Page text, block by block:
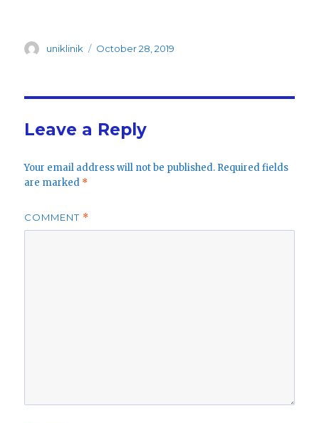
Author
uniklinik
Posted
October 28, 2019
Leave a Reply
Your email address will not be published. Required fields
are marked *
COMMENT *